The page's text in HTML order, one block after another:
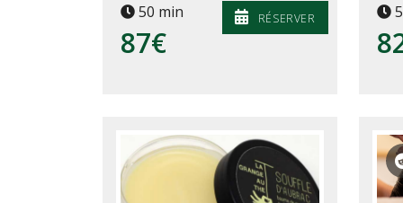
50 min
87€
RÉSERVER